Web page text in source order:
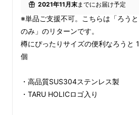
2021年11月末までにお届け予定
※単品ご支援不可。こちらは「ろうと
のみ」のリターンです。
樽にぴったりサイズの便利なろうと 1
個
・高品質SUS304ステンレス製
・TARU HOLICロゴ入り